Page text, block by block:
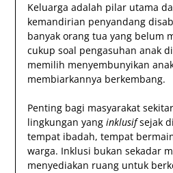
Keluarga adalah pilar utama
kemandirian penyandang
banyak orang tua yang belum
cukup soal pengasuhan anak
memilih menyembunyikan
membiarkannya berkembang.
Penting bagi masyarakat
lingkungan yang inklusifsejak
tempat ibadah, tempat
warga. Inklusi bukan sekadar
menyediakan ruang untuk